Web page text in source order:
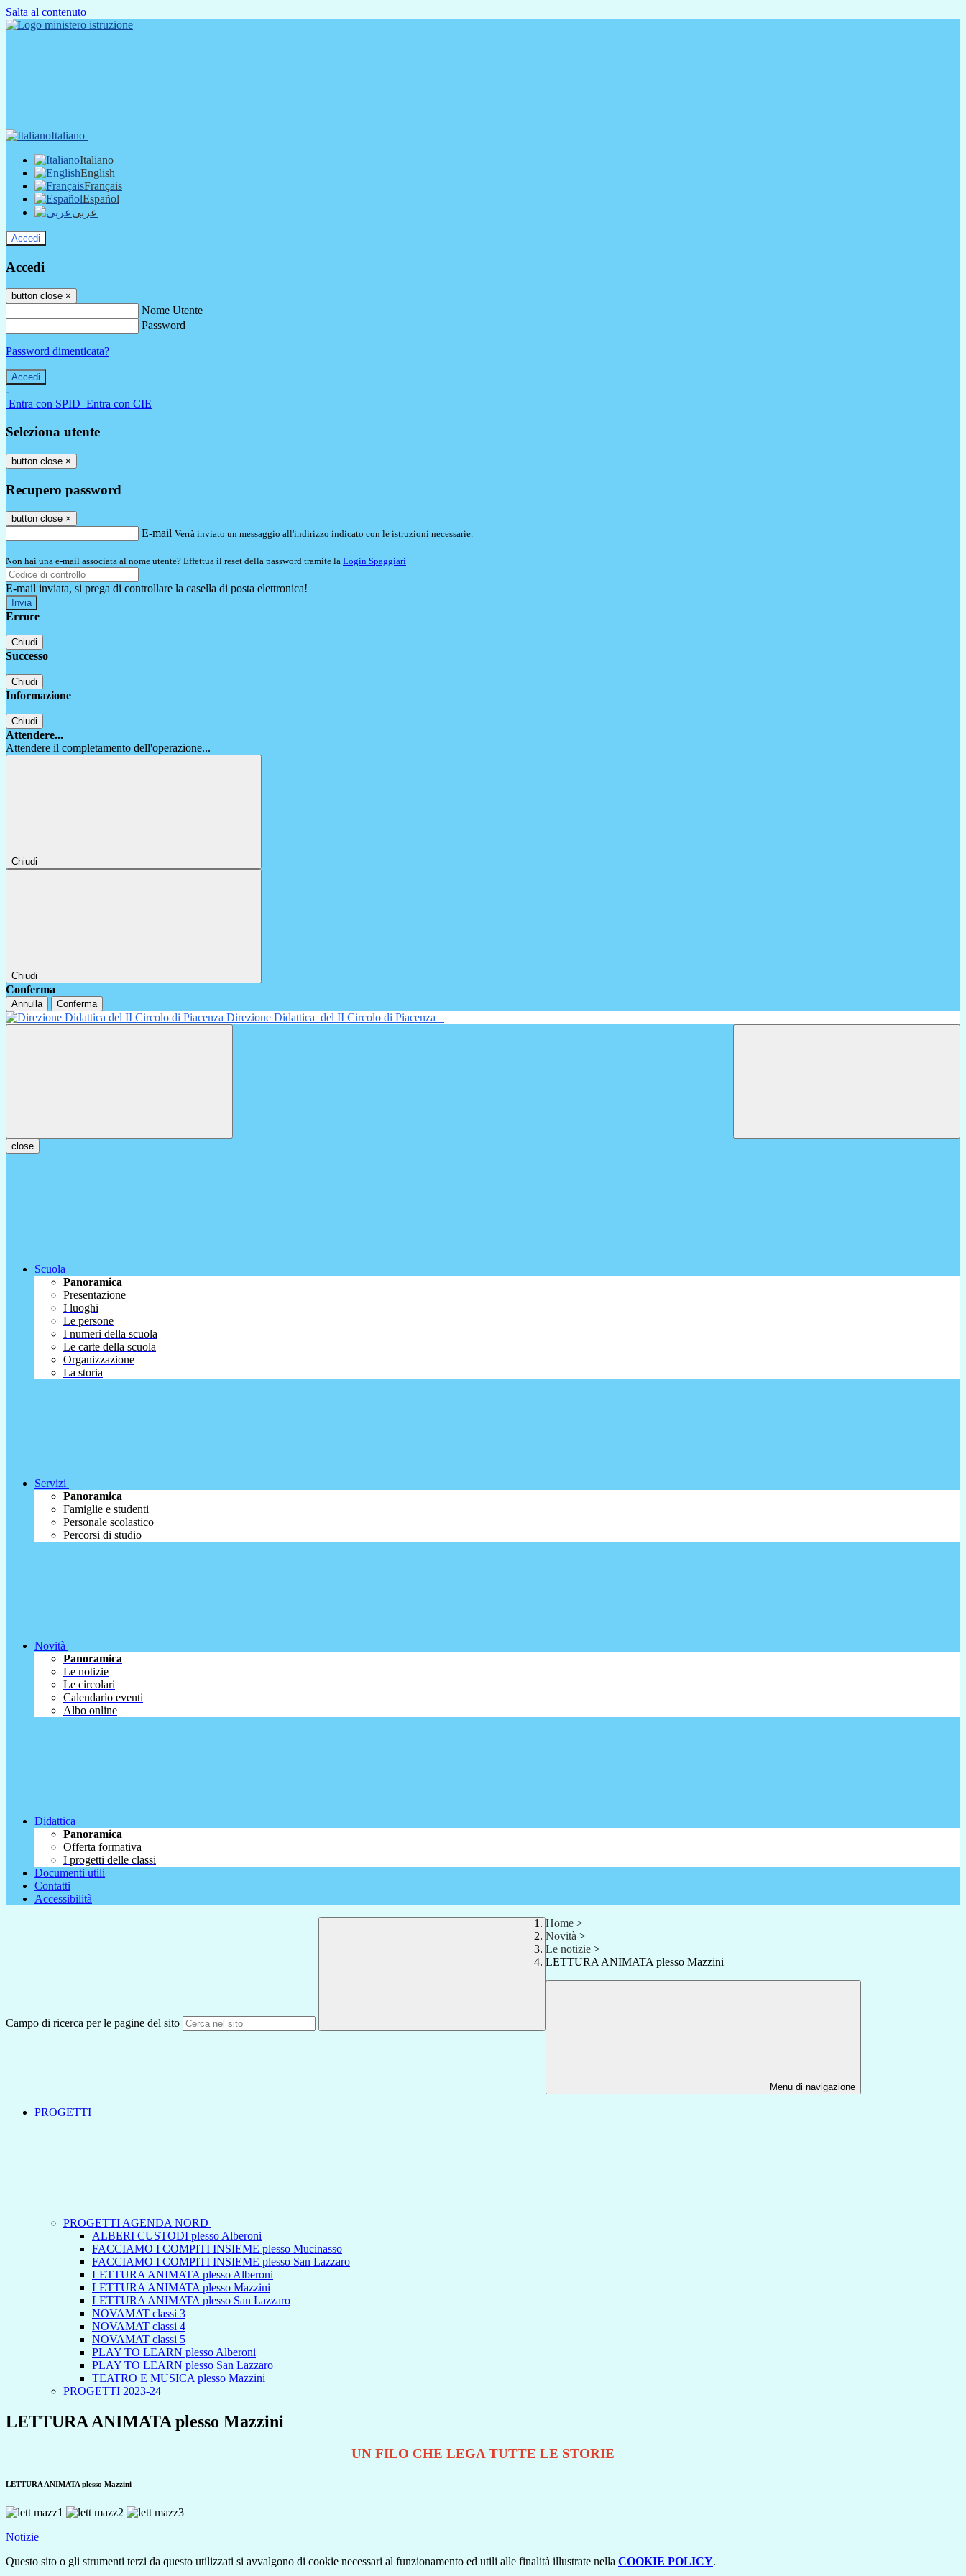
Salta al contenuto
Italiano
Italiano
English
Français
Español
عربى
Accedi
Accedi
button close ×
Nome Utente
Password
Password dimenticata?
-
Entra con SPID Entra con CIE
Seleziona utente
button close ×
Recupero password
button close ×
E-mail Verrà inviato un messaggio all'indirizzo indicato con le istruzioni necessarie.
Non hai una e-mail associata al nome utente? Effettua il reset della password tramite la Login Spaggiari
E-mail inviata, si prega di controllare la casella di posta elettronica!
Errore
Chiudi
Successo
Chiudi
Informazione
Chiudi
Attendere...
Attendere il completamento dell'operazione...
Chiudi
Chiudi
Conferma
Annulla Conferma
Direzione Didattica del II Circolo di Piacenza
close
Scuola
Panoramica
Presentazione
I luoghi
Le persone
I numeri della scuola
Le carte della scuola
Organizzazione
La storia
Servizi
Panoramica
Famiglie e studenti
Personale scolastico
Percorsi di studio
Novità
Panoramica
Le notizie
Le circolari
Calendario eventi
Albo online
Didattica
Panoramica
Offerta formativa
I progetti delle classi
Documenti utili
Contatti
Accessibilità
Campo di ricerca per le pagine del sito
Home >
Novità >
Le notizie >
LETTURA ANIMATA plesso Mazzini
Menu di navigazione
PROGETTI
PROGETTI AGENDA NORD
ALBERI CUSTODI plesso Alberoni
FACCIAMO I COMPITI INSIEME plesso Mucinasso
FACCIAMO I COMPITI INSIEME plesso San Lazzaro
LETTURA ANIMATA plesso Alberoni
LETTURA ANIMATA plesso Mazzini
LETTURA ANIMATA plesso San Lazzaro
NOVAMAT classi 3
NOVAMAT classi 4
NOVAMAT classi 5
PLAY TO LEARN plesso Alberoni
PLAY TO LEARN plesso San Lazzaro
TEATRO E MUSICA plesso Mazzini
PROGETTI 2023-24
LETTURA ANIMATA plesso Mazzini
UN FILO CHE LEGA TUTTE LE STORIE
LETTURA ANIMATA plesso Mazzini
Notizie
Questo sito o gli strumenti terzi da questo utilizzati si avvalgono di cookie necessari al funzionamento ed utili alle finalità illustrate nella COOKIE POLICY.